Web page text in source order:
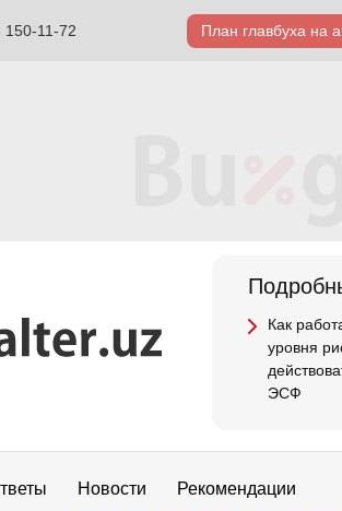
150-11-72 План главбуха на
Как
уровня
ЭСФ
Новости
Рекомендации